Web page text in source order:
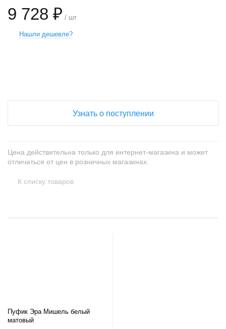
9 728 ₽ / шт
Нашли дешевле?
Узнать о поступлении
Цена действительна только для интернет-магазина и может
отличаться от цен в розничных магазинах.
К списку товаров
Пуфик Эра Мишель белый
матовый